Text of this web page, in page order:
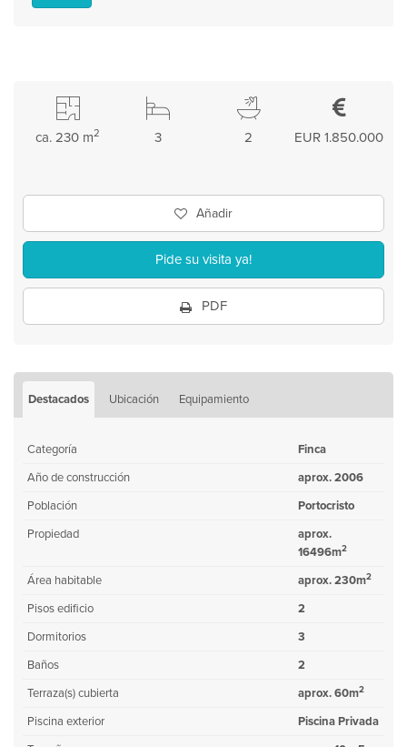
EUR 1.850.000
2
3
ca. 230 m2
Añadir
Pide su visita ya!
PDF
Destacados Ubicación Equipamiento
Categoría
Finca
Año de construcción
aprox. 2006
Población
Portocristo
Propiedad
aprox.
16496m2
Área habitable aprox. 230m2
Pisos edificio
2
Dormitorios
3
Baños
2
Terraza(s) cubierta
aprox. 60m2
Piscina exterior
Piscina Privada